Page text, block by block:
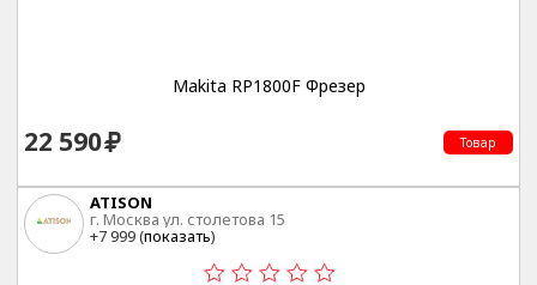
Makita RP1800F Фрезер
22 590 Товар
ATISON
г. Москва ул. столетова 15
+7 999 (показать)